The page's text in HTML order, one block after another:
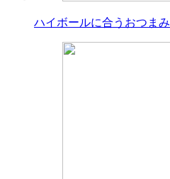
ハイボールに合うおつまみ